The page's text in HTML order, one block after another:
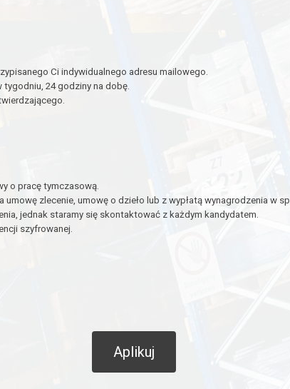
Ci indywidualnego adresu mailowego.
24 godziny na dobę.
o pracę tymczasową.
zlecenie, umowę o dzieło lub z wypłatą wynagrodzenia w
jednak staramy się skontaktować z każdym kandydatem.
szyfrowanej.
Aplikuj